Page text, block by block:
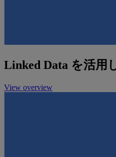
Linked Data を活用
View overview